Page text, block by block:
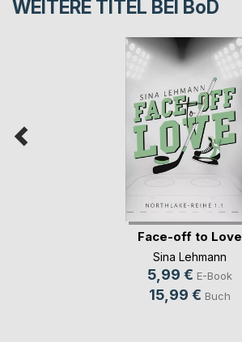
WEITERE TITEL BEI BoD
Face-off to Love
Sina Lehmann
5,99 € E-Book
15,99 € Buch